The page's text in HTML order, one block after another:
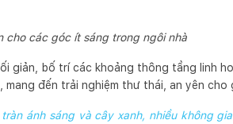
cho các góc ít sáng trong ngôi nhà
giản, bố trí các khoảng thông tầng linh
đến trải nghiệm thư thái, an yên cho
ánh sáng và cây xanh, nhiều không